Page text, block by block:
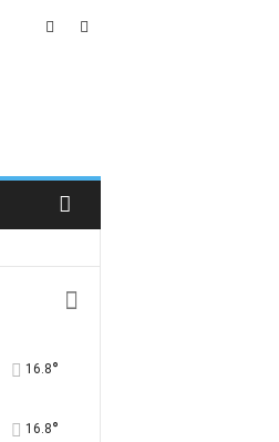
16.8°
16.8°